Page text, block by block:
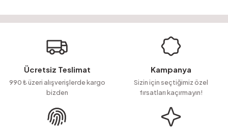
Soru Sor
Görüş ve önerileriniz için teşekkür ederiz.
Ürün resmi kalitesiz, bozuk veya görüntülenemiyor.
Ürün açıklamasında eksik bilgiler bulunuyor.
Ürün bilgilerinde hatalar bulunuyor.
Ürün fiyatı diğer sitelerden daha pahalı.
Bu ürüne benzer farklı alternatifler olmalı.
Ücretsiz Teslimat
990 ₺ üzeri alışverişlerde kargo
bizden
Kampanya
Sizin için seçtiğimiz özel
fırsatları kaçırmayın!